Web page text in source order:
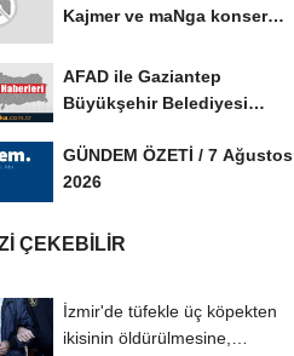
Kajmer ve maNga konser
AFAD ile Gaziantep
Büyükşehir Belediyesi
GÜNDEM ÖZETİ / 7 Ağustos
2026
ÇEKEBILIR
İzmir'de tüfekle üç köpekten
ikisinin öldürülmesine,